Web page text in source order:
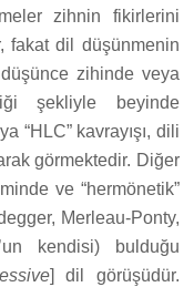
zihnin fikirlerini
fakat dil düşünmenin
zihinde veya
şekliyle beyinde
“HLC” kavrayışı, dili
görmektedir. Diğer
ve “hermönetik”
Merleau-Ponty,
kendisi) bulduğu
] dil görüşüdür.